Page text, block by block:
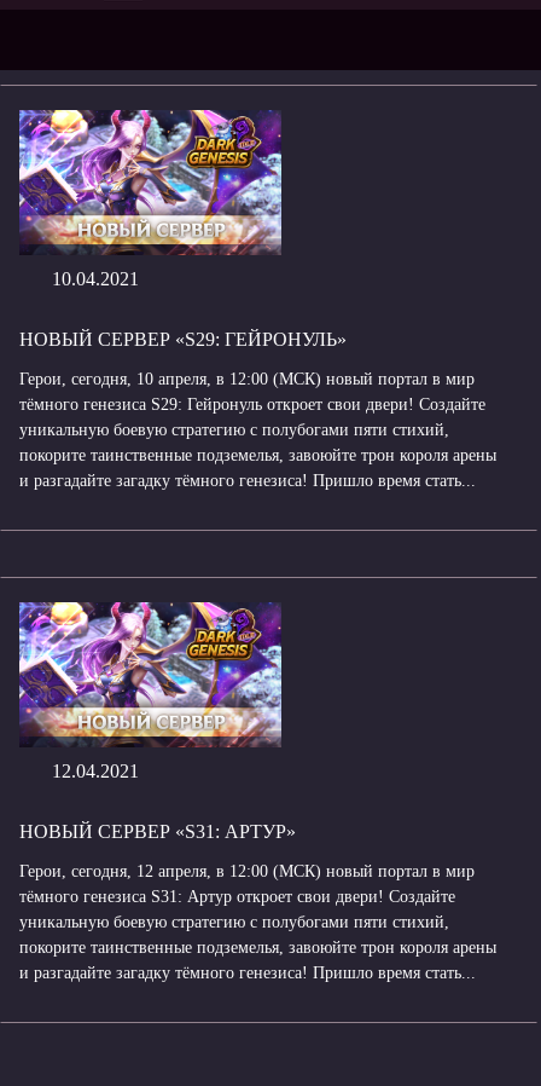
10.04.2021
НОВЫЙ СЕРВЕР «S29: ГЕЙРОНУЛЬ»
Герои, сегодня, 10 апреля, в 12:00 (МСК) новый портал в мир
тёмного генезиса S29: Гейронуль откроет свои двери! Создайте
уникальную боевую стратегию с полубогами пяти стихий,
покорите таинственные подземелья, завоюйте трон короля арены
и разгадайте загадку тёмного генезиса! Пришло время стать...
12.04.2021
НОВЫЙ СЕРВЕР «S31: АРТУР»
Герои, сегодня, 12 апреля, в 12:00 (МСК) новый портал в мир
тёмного генезиса S31: Артур откроет свои двери! Создайте
уникальную боевую стратегию с полубогами пяти стихий,
покорите таинственные подземелья, завоюйте трон короля арены
и разгадайте загадку тёмного генезиса! Пришло время стать...